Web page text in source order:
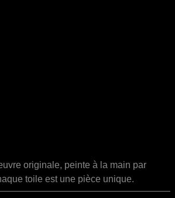
originale, peinte à la main par
toile est une pièce unique.